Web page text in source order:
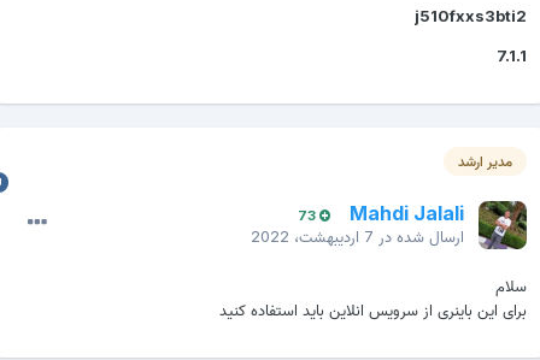
مدیر ارشد
Mahdi Jalali
ارسال شده در7 اردیبهشت، 2022
این باینری از سرویس انلاین باید استفاده کنید